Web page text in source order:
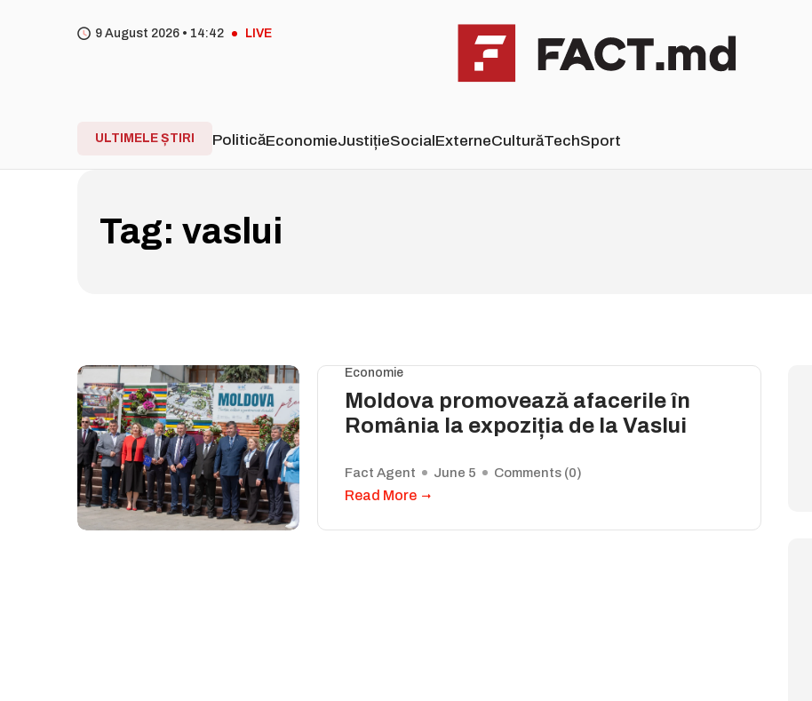
9 August 2026 • 14:42 LIVE
ULTIMELE ȘTIRI PoliticăEconomieJustițieSocialExterneCulturăTechSport
Tag: vaslui
Economie
Moldova promovează afacerile în
România la expoziția de la Vaslui
Fact Agent June 5 Comments (0)
Read More